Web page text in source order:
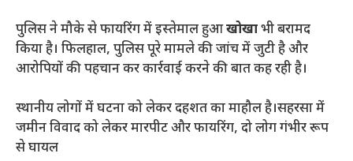
पुलिस ने मौके से फायरिंग में इस्तेमाल हुआखोखाभी बरामद
किया है। फिलहाल, पुलिस पूरे मामले की जांच में जुटी है और
आरोपियों की पहचान कर कार्रवाई करने की बात कह रही है।
स्थानीय लोगों में घटना को लेकर दहशत का माहौल है।सहरसा में
जमीन विवाद को लेकर मारपीट और फायरिंग, दो लोग गंभीर रूप
से घायल